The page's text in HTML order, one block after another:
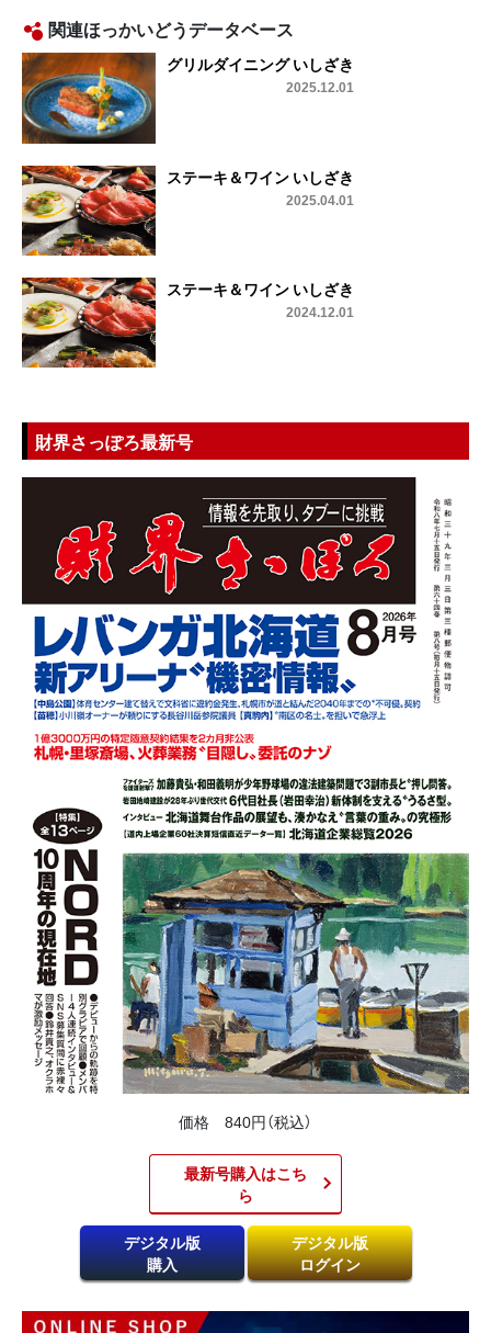
関連ほっかいどうデータベース
グリルダイニング いしざき
2025.12.01
ステーキ＆ワイン いしざき
2025.04.01
ステーキ＆ワイン いしざき
2024.12.01
財界さっぽろ最新号
価格 840円（税込）
最新号購入はこち
ら​
デジタル版
購入
デジタル版
ログイン